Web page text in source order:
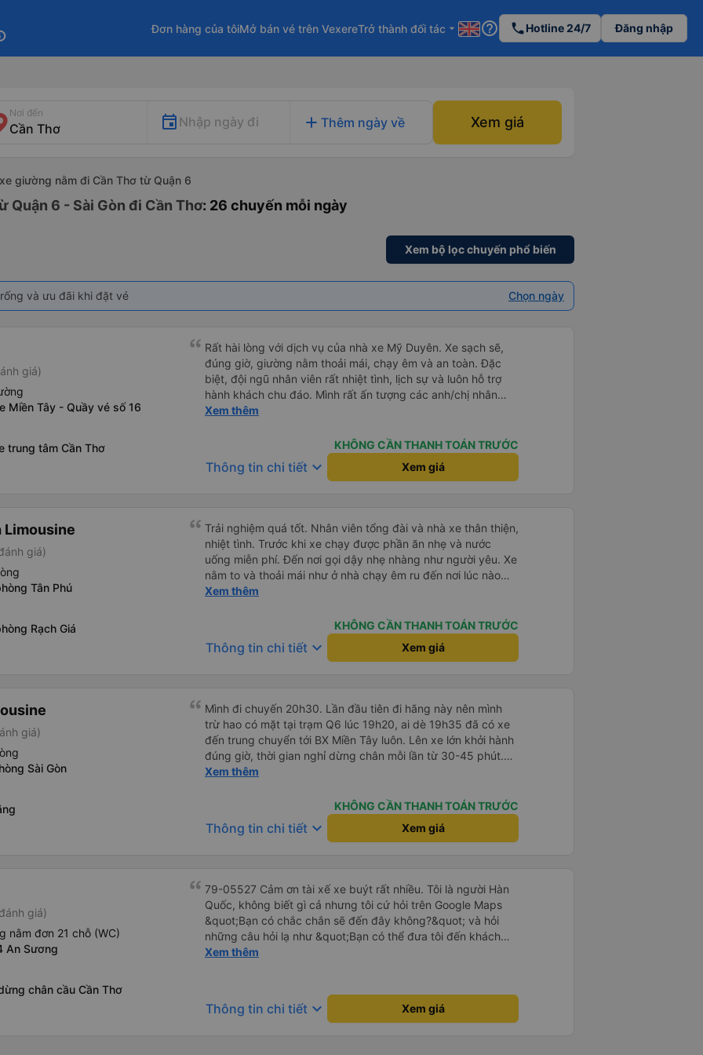
Đơn hàng của tôiMở bán vé trên VexereTrở thành đối tác arrow_drop_down help_outline phoneHotline 24/7 Đăng nhập
Nơi đến
Nhập ngày đi add Thêm ngày về Xem giá
xe giường nằm đi Cần Thơ từ Quận 6
Quận 6 - Sài Gòn đi Cần Thơ: 26 chuyến mỗi ngày
Xem bộ lọc chuyến phổ biến
và ưu đãi khi đặt vé Chọn ngày
giá)
Miền Tây - Quầy vé số 16
trung tâm Cần Thơ
Rất hài lòng với dịch vụ của nhà xe Mỹ Duyên. Xe sạch sẽ,
đúng giờ, giường nằm thoải mái, chạy êm và an toàn. Đặc
biệt, đội ngũ nhân viên rất nhiệt tình, lịch sự và luôn hỗ trợ
hành khách chu đáo. Mình rất ấn tượng các anh/chị nhân
viên trung chuyển ở Mỹ Luông. Mọi người rất thân thiện, đón
Nhân viên tại nhà xe Mỹ Luông cũng rất nhiệt tình, chu đáo,
hướng dẫn rõ ràng và tạo cảm giác rất yên tâm khi di
chuyển. Chắc chắn sẽ tiếp tục lựa chọn nhà xe Mỹ Duyên
Xem thêm
KHÔNG CẦN THANH TOÁN TRƯỚC
Thông tin chi tiết keyboard_arrow_down Xem giá
Limousine
giá)
Tân Phú
Rạch Giá
Trải nghiệm quá tốt. Nhân viên tổng đài và nhà xe thân thiện,
nhiệt tình. Trước khi xe chạy được phần ăn nhẹ và nước
uống miễn phí. Đến nơi gọi dậy nhẹ nhàng như người yêu. Xe
nằm to và thoải mái như ở nhà chạy êm ru đến nơi lúc nào
không hay luôn. I had very good experience with this bus
the bus, we were offered light meals and drinks. When the
bus has arrived, the staff woke us up as they were waking
up up their lovers. If you are foreigners and planning to take
Xem thêm
KHÔNG CẦN THANH TOÁN TRƯỚC
Thông tin chi tiết keyboard_arrow_down Xem giá
giá)
Sài Gòn
Mình đi chuyến 20h30. Lần đầu tiên đi hãng này nên mình
trừ hao có mặt tại trạm Q6 lúc 19h20, ai dè 19h35 đã có xe
đến trung chuyển tới BX Miền Tây luôn. Lên xe lớn khởi hành
đúng giờ, thời gian nghỉ dừng chân mỗi lần từ 30-45 phút.
Đến trạm Giá Rai thì có xe trung chuyển chờ sẵn chở đến nơi.
Xem thêm
KHÔNG CẦN THANH TOÁN TRƯỚC
Thông tin chi tiết keyboard_arrow_down Xem giá
giá)
nằm đơn 21 chỗ (WC)
An Sương
chân cầu Cần Thơ
79-05527 Cảm ơn tài xế xe buýt rất nhiều. Tôi là người Hàn
Quốc, không biết gì cả nhưng tôi cứ hỏi trên Google Maps
&quot;Bạn có chắc chắn sẽ đến đây không?&quot; và hỏi
những câu hỏi lạ như &quot;Bạn có thể đưa tôi đến khách
sạn của chúng tôi không?&quot; Nhưng tài xế đã quan tâm.
và thậm chí còn đón tôi tại khách sạn bằng xe limousine vào
buổi sáng. ngu ngốc đến mức tôi nghĩ tài xế đã giúp tôi. Nếu
Xem thêm
Thông tin chi tiết keyboard_arrow_down Xem giá